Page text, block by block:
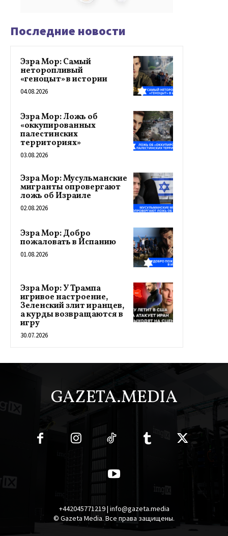
Последние новости
Эзра Мор: Самый
неторопливый
«геноцыт» в истории
04.08.2026
Эзра Мор: Ложь об
«оккупированных
палестинских
территориях»
03.08.2026
Эзра Мор: Мусульманские
мигранты опровергают
ложь об Израиле
02.08.2026
Эзра Мор: Добро
пожаловать в Испанию
01.08.2026
Эзра Мор: У Трампа
игривое настроение,
Зеленский злит иранцев,
а курды возвращаются в
игру
30.07.2026
GAZETA.MEDIA
+442045771219 | info@gazeta.media
© Gazeta Media. Все права защищены.